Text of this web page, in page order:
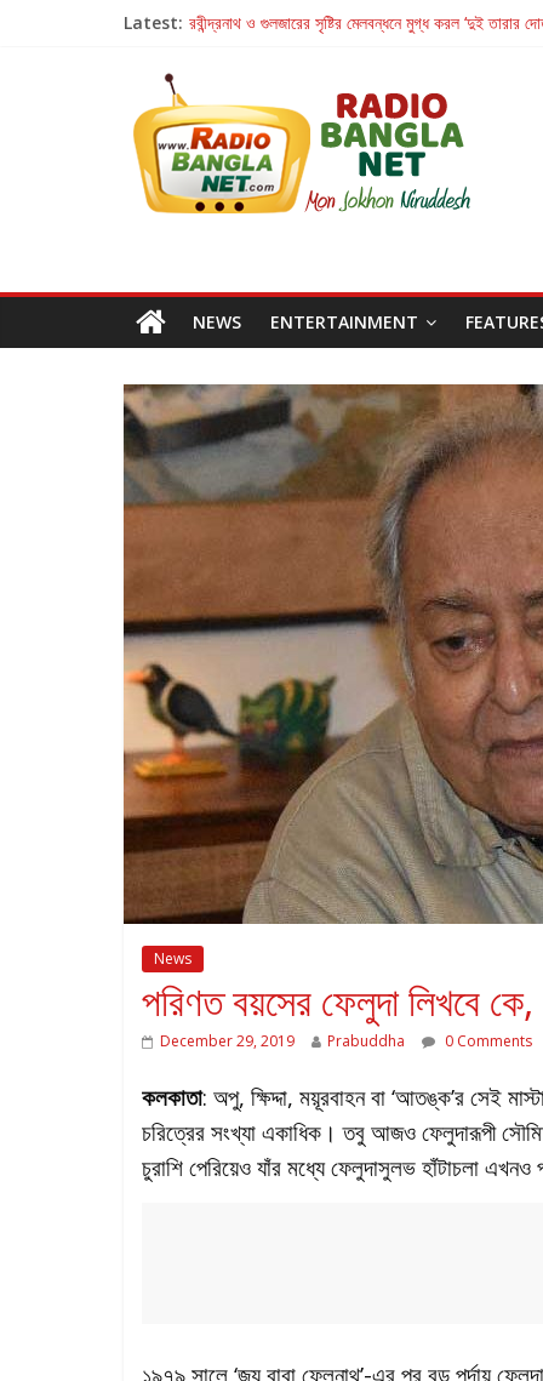
Latest: রবীন্দ্রনাথ ও গুলজারের সৃষ্টির মেলবন্ধনে মুগ্ধ করল ‘দুই তারার
Retribution: A Thought-Provoking Short
হাওয়া বদলের টলিউডে ‘তুমি এলে তাই’
NEWS ENTERTAINMENT
News
পরিণত বয়সের ফেলুদা লিখবে
December 29, 2019 Prabuddha 0 Comments
কলকাতা: অপু, ক্ষিদ্দা, ময়ূরবাহন বা ‘আতঙ্ক’র সেই
চরিত্রের সংখ্যা একাধিক। তবু আজও ফেলুদারূপী
চুরাশি পেরিয়েও যাঁর মধ্যে ফেলুদাসুলভ হাঁটাচলা
১৯৭৯ সালে ‘জয় বাবা ফেলুনাথ’-এর পর বড় পর্দায়